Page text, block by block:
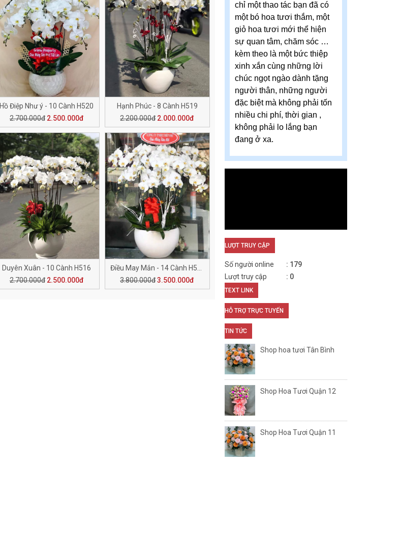
Hồ Điệp Như ý - 10 Cành H520
2.700.000đ 2.500.000đ
Hạnh Phúc - 8 Cành H519
2.200.000đ 2.000.000đ
Duyên Xuân - 10 Cành H516
2.700.000đ 2.500.000đ
3.800.000đ3.500.000đ
chỉ một thao tác bạn đã có
một bó hoa tươi thắm, một
giỏ hoa tươi mới thể hiện
sự quan tâm, chăm sóc …
kèm theo là một bức thiệp
xinh xắn cùng những lời
chúc ngọt ngào dành tặng
người thân, những người
đặc biệt mà không phải tốn
nhiều chi phí, thời gian ,
không phải lo lắng bạn
đang ở xa.
LƯỢT TRUY CẬP
Số người online
179
Lượt truy cập
0
TEXT LINK
HỖ TRỢ TRỰC TUYẾN
TIN TỨC
Shop hoa tươi Tân Bình
Shop Hoa Tươi Quận 12
Shop Hoa Tươi Quận 11